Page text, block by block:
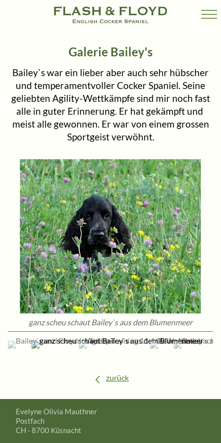
HOME
MEINE HUNDE
NEWS
GEDICHTE & WEISHEITEN
BILDER & VIDEOS
AGILITY
LINKS
Galerie Bailey's
Bailey`s war ein lieber aber auch sehr hübscher
und temperamentvoller Cocker Spaniel. Seine
geliebten Agility-Wettkämpfe sind mir noch fast
alle in guter Erinnerung. Er hat gekämpft und
meist alle gewonnen. Er war von einem grossen
Sportgeist verwöhnt.
ganz scheu schaut Bailey`s aus dem Blumenmeer
zurück
Evelyne Olivia Mauthner
Postfach
CH - 8700 Küsnacht